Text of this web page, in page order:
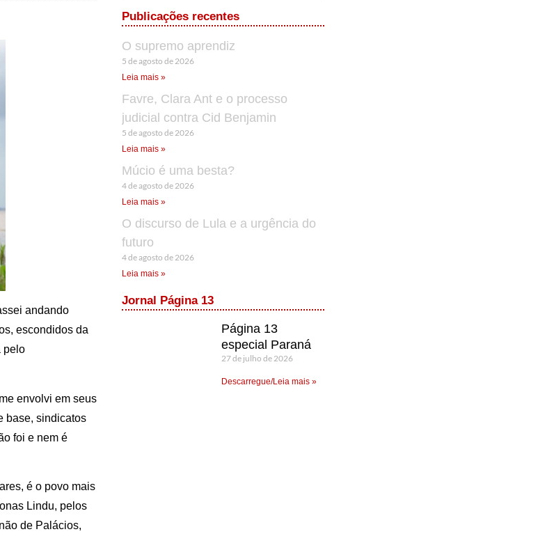
andando
escondidos da
pelo
envolvi em seus
base, sindicatos
foi e nem é
é o povo mais
Lindu, pelos
de Palácios,
Publicações recentes
O supremo aprendiz
5 de agosto de 2026
Leia mais »
Favre, Clara Ant e o processo
judicial contra Cid Benjamin
5 de agosto de 2026
Leia mais »
Múcio é uma besta?
4 de agosto de 2026
Leia mais »
O discurso de Lula e a urgência do
futuro
4 de agosto de 2026
Leia mais »
Jornal Página 13
Página 13
especial Paraná
27 de julho de 2026
Descarregue/Leia mais »